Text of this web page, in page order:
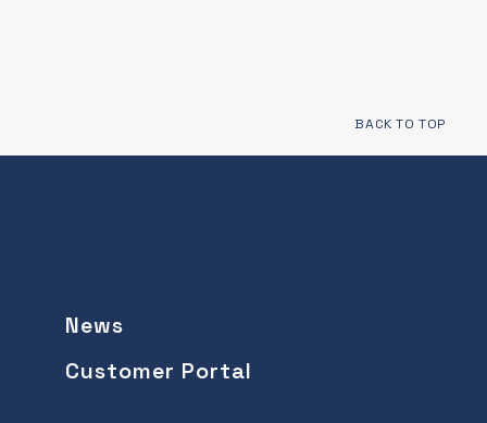
BACK TO TOP
News
Customer Portal